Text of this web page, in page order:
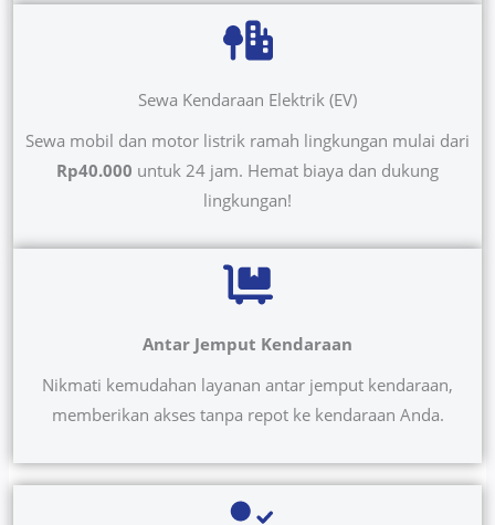
Sewa Kendaraan Elektrik (EV)
Sewa mobil dan motor listrik ramah lingkungan mulai dari
Rp40.000 untuk 24 jam. Hemat biaya dan dukung
lingkungan!
Antar Jemput Kendaraan
Nikmati kemudahan layanan antar jemput kendaraan,
memberikan akses tanpa repot ke kendaraan Anda.